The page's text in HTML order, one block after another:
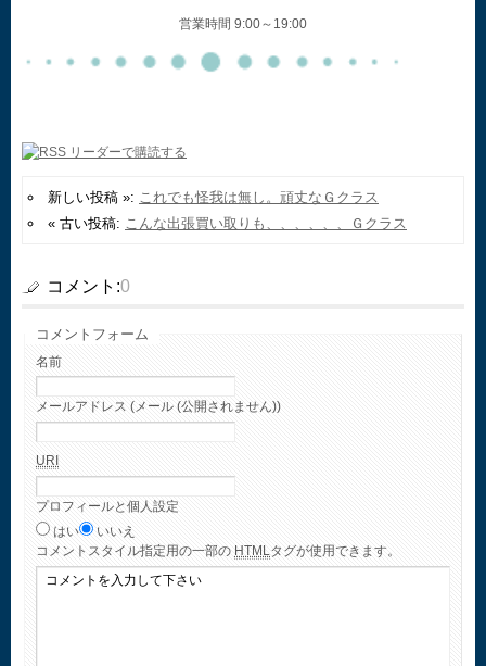
営業時間 9:00～19:00
新しい投稿 »: これでも怪我は無し。頑丈なＧクラス
« 古い投稿: こんな出張買い取りも、、、、、、Ｇクラス
コメント:0
コメントフォーム
名前
メールアドレス (メール (公開されません))
URI
プロフィールと個人設定
はい
いいえ
コメント スタイル指定用の一部の HTMLタグが使用できます。